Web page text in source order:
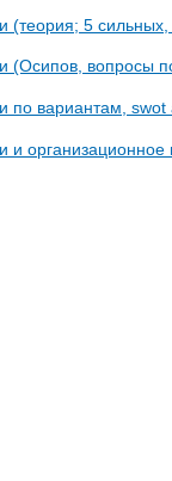
(теория; 5
(Осипов, вопросы
по вариантам, swot
и организационное